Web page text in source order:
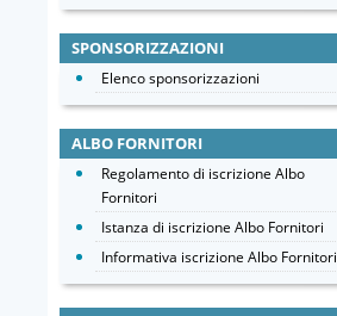
SPONSORIZZAZIONI
Elenco sponsorizzazioni
ALBO FORNITORI
Regolamento di iscrizione Albo
Fornitori
Istanza di iscrizione Albo Fornitori
Informativa iscrizione Albo Fornitori